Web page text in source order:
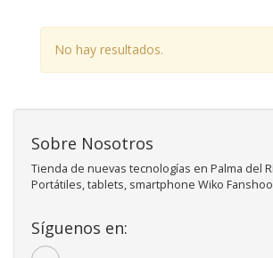
No hay resultados.
Sobre Nosotros
Tienda de nuevas tecnologías en Palma del
Portátiles, tablets, smartphone Wiko
Síguenos en: